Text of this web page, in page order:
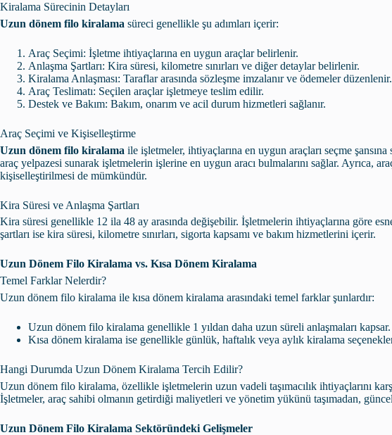
Kiralama Sürecinin Detayları
Uzun dönem filo kiralama süreci genellikle şu adımları içerir:
Araç Seçimi: İşletme ihtiyaçlarına en uygun araçlar belirlenir.
Anlaşma Şartları: Kira süresi, kilometre sınırları ve diğer detaylar belirlenir.
Kiralama Anlaşması: Taraflar arasında sözleşme imzalanır ve ödemeler düzenlenir.
Araç Teslimatı: Seçilen araçlar işletmeye teslim edilir.
Destek ve Bakım: Bakım, onarım ve acil durum hizmetleri sağlanır.
Araç Seçimi ve Kişiselleştirme
Uzun dönem filo kiralama ile işletmeler, ihtiyaçlarına en uygun araçları seçme
araç yelpazesi sunarak işletmelerin işlerine en uygun aracı bulmalarını sağlar. Ayrıca,
kişiselleştirilmesi de mümkündür.
Kira Süresi ve Anlaşma Şartları
Kira süresi genellikle 12 ila 48 ay arasında değişebilir. İşletmelerin ihtiyaçlarına göre
şartları ise kira süresi, kilometre sınırları, sigorta kapsamı ve bakım hizmetlerini içerir.
Uzun Dönem Filo Kiralama vs. Kısa Dönem Kiralama
Temel Farklar Nelerdir?
Uzun dönem filo kiralama ile kısa dönem kiralama arasındaki temel farklar şunlardır:
Uzun dönem filo kiralama genellikle 1 yıldan daha uzun süreli anlaşmaları kapsar.
Kısa dönem kiralama ise genellikle günlük, haftalık veya aylık kiralama
Hangi Durumda Uzun Dönem Kiralama Tercih Edilir?
Uzun dönem filo kiralama, özellikle işletmelerin uzun vadeli taşımacılık ihtiyaçlarını
İşletmeler, araç sahibi olmanın getirdiği maliyetleri ve yönetim yükünü taşımadan,
Uzun Dönem Filo Kiralama Sektöründeki Gelişmeler